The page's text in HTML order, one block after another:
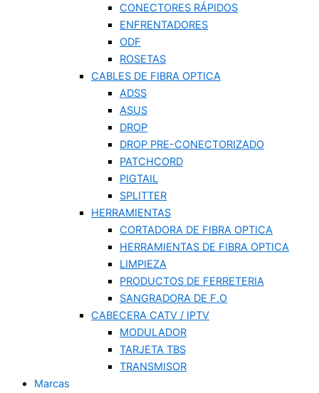
CONECTORES RÁPIDOS
ENFRENTADORES
ODF
ROSETAS
CABLES DE FIBRA OPTICA
ADSS
ASUS
DROP
DROP PRE-CONECTORIZADO
PATCHCORD
PIGTAIL
SPLITTER
HERRAMIENTAS
CORTADORA DE FIBRA OPTICA
HERRAMIENTAS DE FIBRA OPTICA
LIMPIEZA
PRODUCTOS DE FERRETERIA
SANGRADORA DE F.O
CABECERA CATV / IPTV
MODULADOR
TARJETA TBS
TRANSMISOR
Marcas